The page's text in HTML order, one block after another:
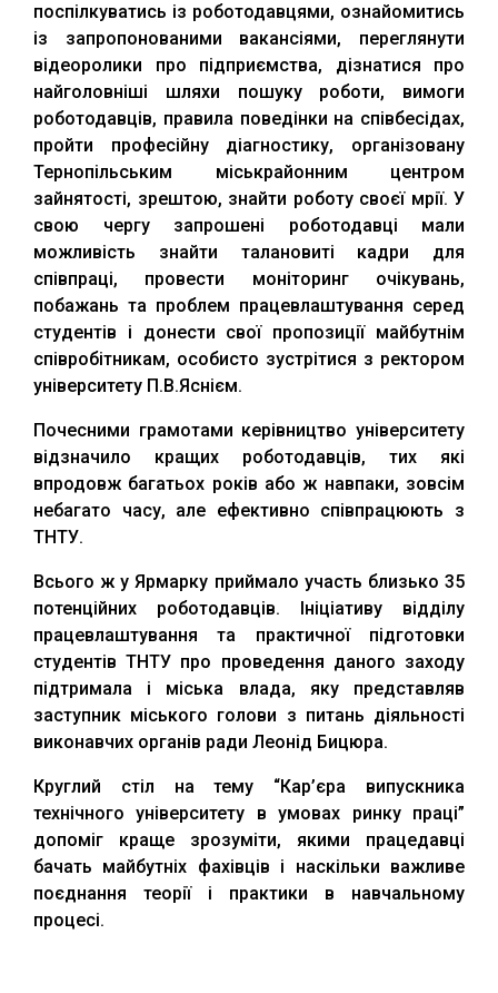
поспілкуватись із роботодавцями, ознайомитись
із запропонованими вакансіями, переглянути
відеоролики про підприємства, дізнатися про
найголовніші шляхи пошуку роботи, вимоги
роботодавців, правила поведінки на співбесідах,
пройти професійну діагностику, організовану
Тернопільським міськрайонним центром
зайнятості, зрештою, знайти роботу своєї мрії. У
свою чергу запрошені роботодавці мали
можливість знайти талановиті кадри для
співпраці, провести моніторинг очікувань,
побажань та проблем працевлаштування серед
студентів і донести свої пропозиції майбутнім
співробітникам, особисто зустрітися з ректором
університету П.В.Яснієм.
Почесними грамотами керівництво університету
відзначило кращих роботодавців, тих які
впродовж багатьох років або ж навпаки, зовсім
небагато часу, але ефективно співпрацюють з
ТНТУ.
Всього ж у Ярмарку приймало участь близько 35
потенційних роботодавців. Ініціативу відділу
працевлаштування та практичної підготовки
студентів ТНТУ про проведення даного заходу
підтримала і міська влада, яку представляв
заступник міського голови з питань діяльності
виконавчих органів ради Леонід Бицюра.
Круглий стіл на тему “Кар’єра випускника
технічного університету в умовах ринку праці”
допоміг краще зрозуміти, якими працедавці
бачать майбутніх фахівців і наскільки важливе
поєднання теорії і практики в навчальному
процесі.